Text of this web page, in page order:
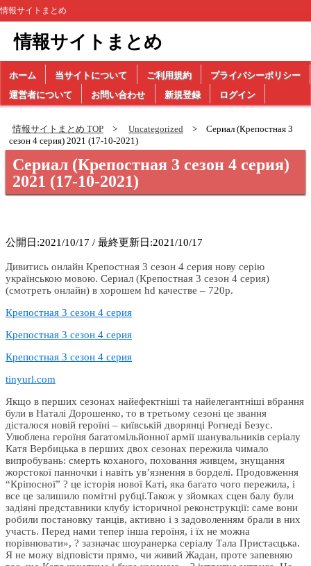
情報サイトまとめ
情報サイトまとめ
ホーム 当サイトについて ご利用規約
プライバシーポリシー
運営者について
お問い合わせ 新規登録 ログイン
情報サイトまとめ TOP Uncategorized
Сериал (Крепостная 3
сезон 4 серия) 2021 (17-10-2021)
Сериал (Крепостная 3 сезон 4 серия)
2021 (17-10-2021)
公開日:2021/10/17 / 最終更新日:2021/10/17
Дивитись онлайн Крепостная 3 сезон 4 серия нову серію
українською мовою. Сериал (Крепостная 3 сезон 4 серия)
(смотреть онлайн) в хорошем hd качестве – 720p.
Крепостная 3 сезон 4 серия
Крепостная 3 сезон 4 серия
Крепостная 3 сезон 4 серия
tinyurl.com
Якщо в перших сезонах найефектніші та найелегантніші вбрання
були в Наталі Дорошенко, то в третьому сезоні це звання
дісталося новій героїні – київській дворянці Рогнеді Безус.
Улюблена героїня багатомільйонної армії шанувальників серіалу
Катя Вербицька в перших двох сезонах пережила чимало
випробувань: смерть коханого, поховання живцем, знущання
жорстокої панночки і навіть ув’язнення в борделі. Продовження
“Кріпосної” ? це історія нової Каті, яка багато чого пережила, і
все це залишило помітні рубці.Також у зйомках сцен балу були
задіяні представники клубу історичної реконструкції: саме вони
робили постановку танців, активно і з задоволенням брали в них
участь. Перед нами тепер інша героїня, і їх не можна
порівнювати», ? зазначає шоуранерка серіалу Тала Пристаєцька.
Я не можу відповісти прямо, чи живий Жадан, проте запевняю